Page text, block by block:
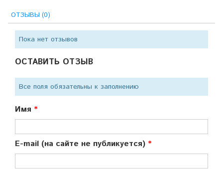
ОТЗЫВЫ (0)
Пока нет отзывов
ОСТАВИТЬ ОТЗЫВ
Все поля обязательны к заполнению
Имя
E-mail (на сайте не публикуется)